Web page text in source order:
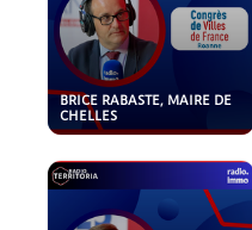
BRICE RABASTE, MAIRE DE
CHELLES